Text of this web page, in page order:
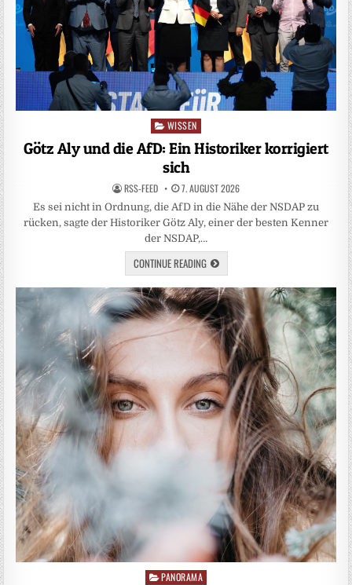
Posted
in
WISSEN
Götz Aly und die AfD: Ein Historiker korrigiert
sich
RSS-FEED 7. AUGUST 2026
Es sei nicht in Ordnung, die AfD in die Nähe der NSDAP zu
rücken, sagte der Historiker Götz Aly, einer der besten Kenner
der NSDAP,…
CONTINUE READING
Posted
PANORAMA